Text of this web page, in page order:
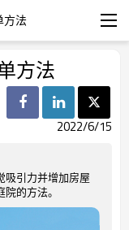
方法
方法
2022/6/15
吸引力并增加房屋
的方法。